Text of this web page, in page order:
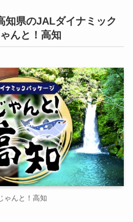
知県のJALダイナミック
んと！高知
ゃんと！高知